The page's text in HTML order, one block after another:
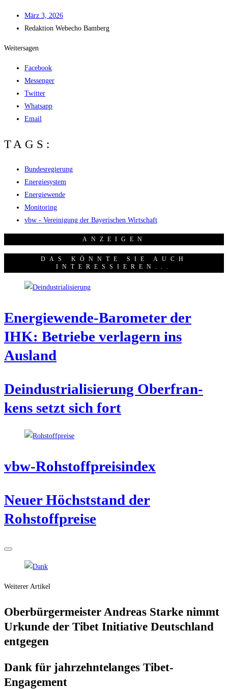
März 3, 2026
Redak­ti­on Web­echo Bamberg
Weitersagen
Facebook
Messenger
Twitter
Whatsapp
Email
TAGS:
Bundesregierung
Energiesystem
Energiewende
Monitoring
vbw - Vereinigung der Bayerischen Wirtschaft
ANZEI­GEN
DAS KÖNNTE SIE AUCH
INTERESSIEREN...
Ener­gie­wen­de-Baro­me­ter der
IHK: Betrie­be ver­la­gern ins
Ausland
Deindus­tria­li­sie­rung Ober­fran­
kens setzt sich fort
vbw-Roh­stoff­preis­in­dex
Neu­er Höchst­stand der
Rohstoffpreise
Weiterer Artikel
Ober­bür­ger­meis­ter Andre­as Star­ke nimmt
Urkun­de der Tibet Initia­ti­ve Deutsch­land
entgegen
Dank für jahr­zehn­te­lan­ges Tibet-
Engagement